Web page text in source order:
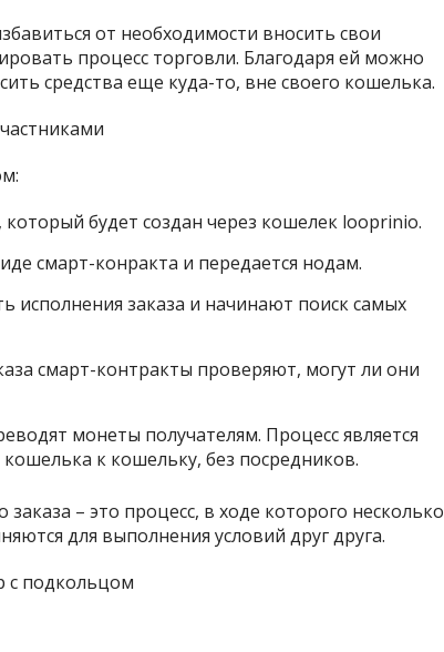
от необходимости вносить свои
процесс торговли. Благодаря ей можно
средства еще куда-то, вне своего кошелька.
который будет создан через кошелек looprinio.
смарт-конракта и передается нодам.
заказа и начинают поиск самых
смарт-контракты проверяют, могут ли они
монеты получателям. Процесс является
к кошельку, без посредников.
– это процесс, в ходе которого несколько
для выполнения условий друг друга.